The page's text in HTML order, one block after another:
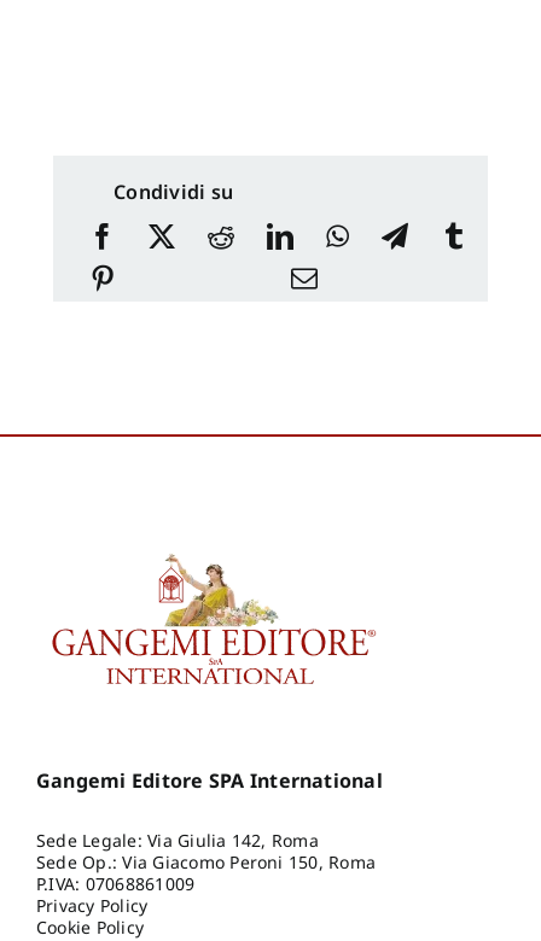
Condividi su
Gangemi Editore SPA International
Sede Legale: Via Giulia 142, Roma
Sede Op.: Via Giacomo Peroni 150, Roma
P.IVA: 07068861009
Privacy Policy
Cookie Policy